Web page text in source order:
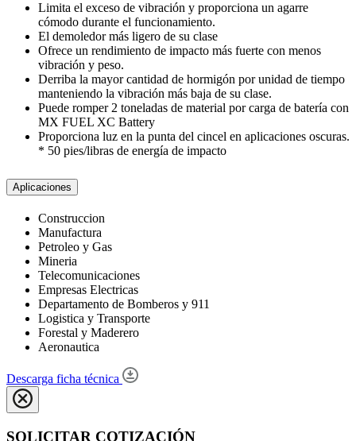
Limita el exceso de vibración y proporciona un agarre
cómodo durante el funcionamiento.
El demoledor más ligero de su clase
Ofrece un rendimiento de impacto más fuerte con menos
vibración y peso.
Derriba la mayor cantidad de hormigón por unidad de tiempo
manteniendo la vibración más baja de su clase.
Puede romper 2 toneladas de material por carga de batería con
MX FUEL XC Battery
Proporciona luz en la punta del cincel en aplicaciones oscuras.
* 50 pies/libras de energía de impacto
Aplicaciones
Construccion
Manufactura
Petroleo y Gas
Mineria
Telecomunicaciones
Empresas Electricas
Departamento de Bomberos y 911
Logistica y Transporte
Forestal y Maderero
Aeronautica
Descarga ficha técnica
SOLICITAR COTIZACIÓN